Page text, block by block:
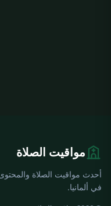
مواقيت الصلاة
أحدث مواقيت الصلاة والمحتوى
في ألمانيا.